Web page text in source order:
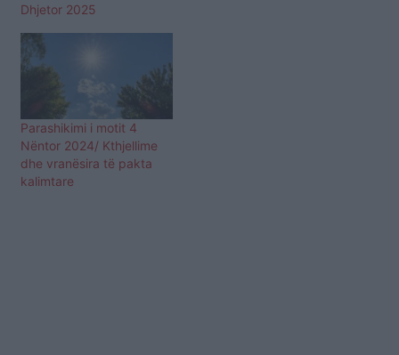
Dhjetor 2025
Parashikimi i motit 4
Nëntor 2024/ Kthjellime
dhe vranësira të pakta
kalimtare